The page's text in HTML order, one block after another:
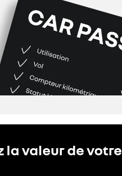
la valeur de votre